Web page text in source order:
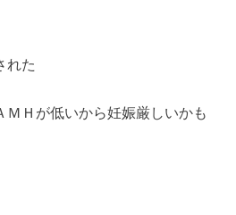
れた
ＭＨが低いから妊娠厳しいかも